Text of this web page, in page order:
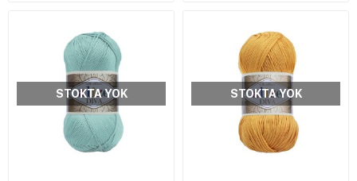
STOKTA YOK STOKTA YOK